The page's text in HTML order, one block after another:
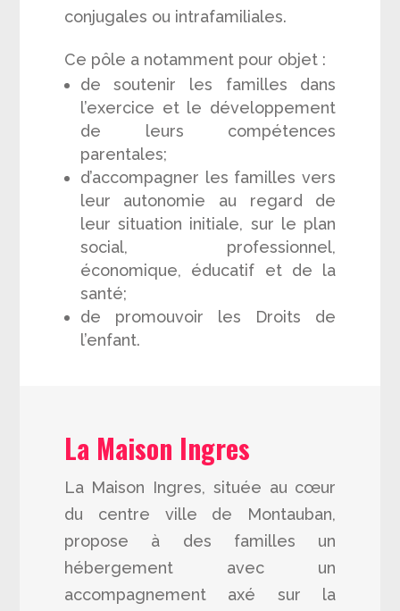
conjugales ou intrafamiliales.
Ce pôle a notamment pour objet :
de soutenir les familles dans
l’exercice et le développement
de leurs compétences
parentales;
d’accompagner les familles vers
leur autonomie au regard de
leur situation initiale, sur le plan
social, professionnel,
économique, éducatif et de la
santé;
de promouvoir les Droits de
l’enfant.
La Maison Ingres
La Maison Ingres, située au cœur
du centre ville de Montauban,
propose à des familles un
hébergement avec un
accompagnement axé sur la